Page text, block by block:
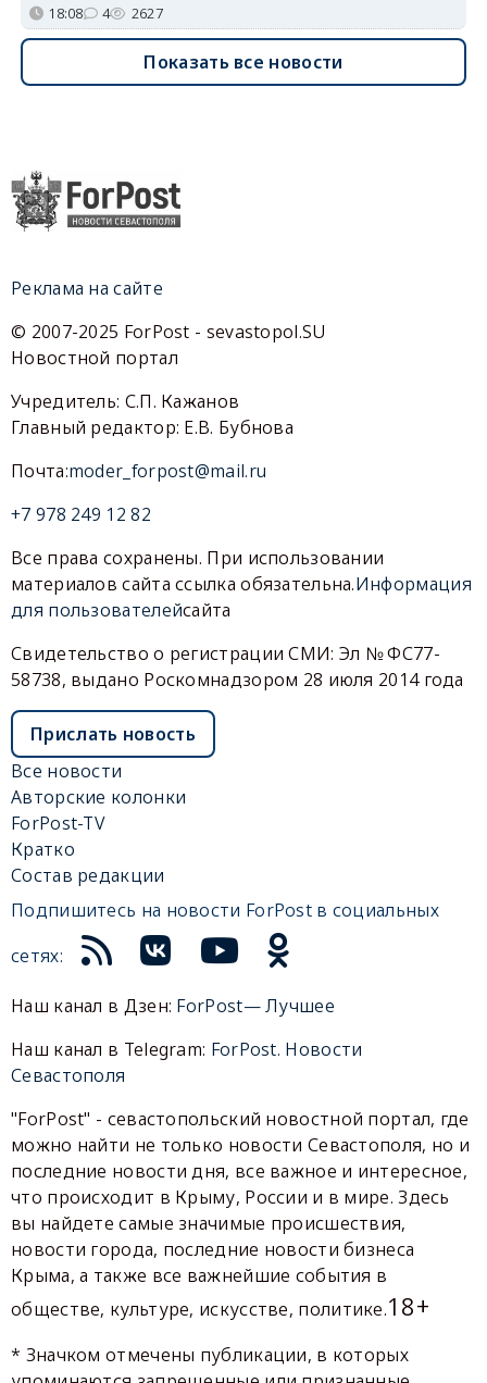
18:08 4 2627
Показать все новости
Реклама на сайте
© 2007-2025 ForPost - sevastopol.SU
Новостной портал
Учредитель: С.П. Кажанов
Главный редактор: Е.В. Бубнова
Почта:moder_forpost@mail.ru
+7 978 249 12 82
Все права сохранены. При использовании
материалов сайта ссылка обязательна.Информация
для пользователейсайта
Свидетельство о регистрации СМИ: Эл № ФС77-
58738, выдано Роскомнадзором 28 июля 2014 года
Прислать новость
Все новости
Авторские колонки
ForPost-TV
Кратко
Состав редакции
Подпишитесь на новости ForPost в социальных
сетях:
Наш канал в Дзен: ForPost— Лучшее
Наш канал в Telegram: ForPost. Новости
Севастополя
"ForPost" - севастопольский новостной портал, где
можно найти не только новости Севастополя, но и
последние новости дня, все важное и интересное,
что происходит в Крыму, России и в мире. Здесь
вы найдете самые значимые происшествия,
новости города, последние новости бизнеса
Крыма, а также все важнейшие события в
обществе, культуре, искусстве, политике.18+
* Значком отмечены публикации, в которых